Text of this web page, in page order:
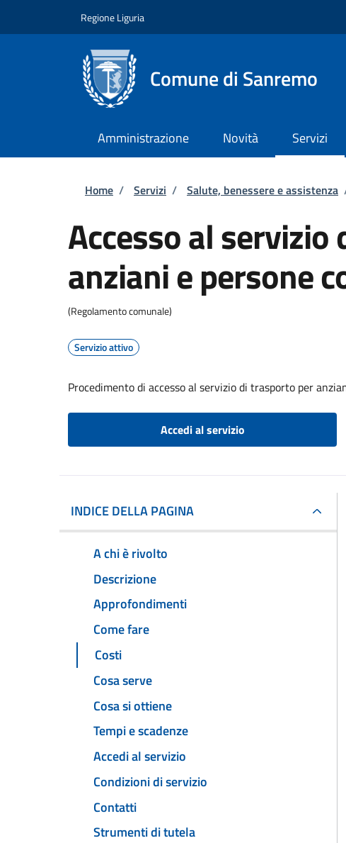
Regione Liguria
Comune di Sanremo
Amministrazione Novità Servizi
Briciole di pane
Home / Servizi / Salute, benessere e assistenza
Accesso al
anziani e persone
(Regolamento comunale)
Servizio attivo
Procedimento di accesso al servizio di trasporto per
Accedi al servizio
INDICE DELLA PAGINA
A chi è rivolto
Descrizione
Approfondimenti
Come fare
Costi
Cosa serve
Cosa si ottiene
Tempi e scadenze
Accedi al servizio
Condizioni di servizio
Contatti
Strumenti di tutela